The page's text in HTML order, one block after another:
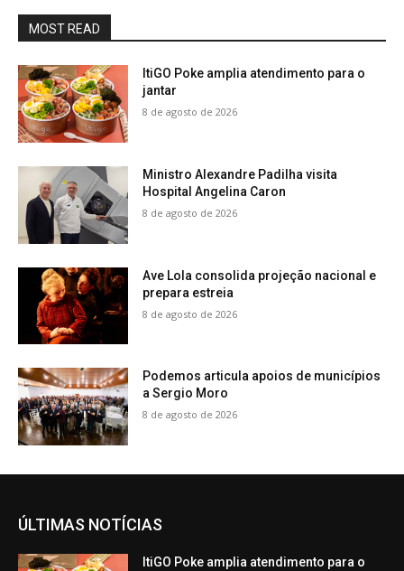
MOST READ
ItiGO Poke amplia atendimento para o
jantar
8 de agosto de 2026
Ministro Alexandre Padilha visita
Hospital Angelina Caron
8 de agosto de 2026
Ave Lola consolida projeção nacional e
prepara estreia
8 de agosto de 2026
Podemos articula apoios de municípios
a Sergio Moro
8 de agosto de 2026
ÚLTIMAS NOTÍCIAS
ItiGO Poke amplia atendimento para o